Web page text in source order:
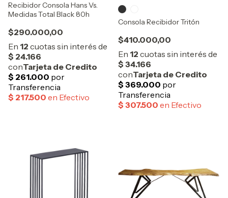
Recibidor Consola Hans Vs.
Medidas Total Black 80h
$290.000,00
Consola Recibidor Tritón
$410.000,00